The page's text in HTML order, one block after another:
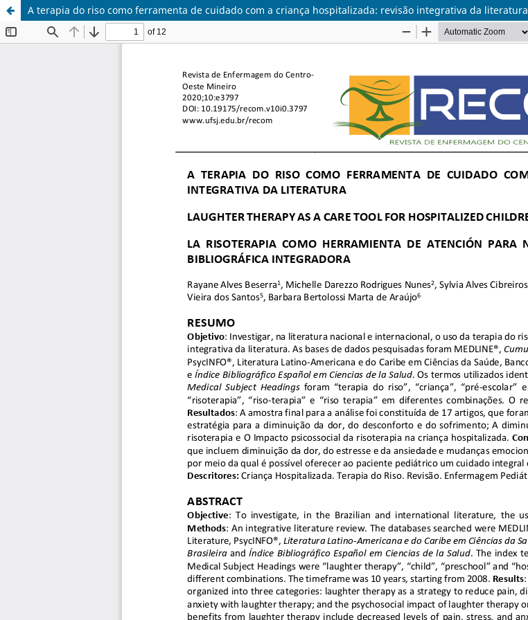
A terapia do riso como ferramenta de cuidado com a criança hospitalizada: revisão integrativa da literatura